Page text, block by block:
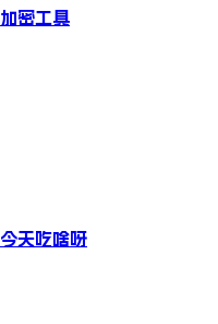
加密工具
今天吃啥呀